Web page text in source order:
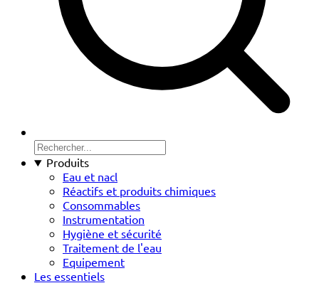
Produits
Eau et nacl
Réactifs et produits chimiques
Consommables
Instrumentation
Hygiène et sécurité
Traitement de l'eau
Equipement
Les essentiels